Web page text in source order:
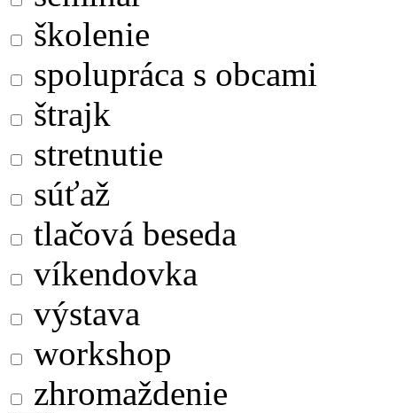
školenie
spolupráca s obcami
štrajk
stretnutie
súťaž
tlačová beseda
víkendovka
výstava
workshop
zhromaždenie